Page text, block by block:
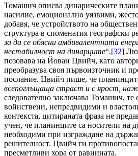
Томашич описва динарическите
насилие, емоционално уязвими,
добавя, че устройството на
структура в споменатия географски
за да се обясни амбивалентната
нестабилност на динарците“.[32]
позовава на Йован Цвийч, като
преобразува своя първоизточник и
послание. Цвийч пише, че
всепоглъщаща страст и с ярост,
следователно заключава Томашич, те
войнствени, непредвидими и
контекста, цитираната фраза не
учен, че планинците са носители на
необходими при изграждане на
решителност. Цвийч ги
пресметливи хора от равнината.